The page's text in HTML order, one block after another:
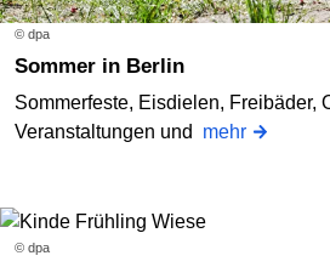
© dpa
Sommer in Berlin
Sommerfeste, Eisdielen, Freibäder,
Veranstaltungen und mehr
© dpa